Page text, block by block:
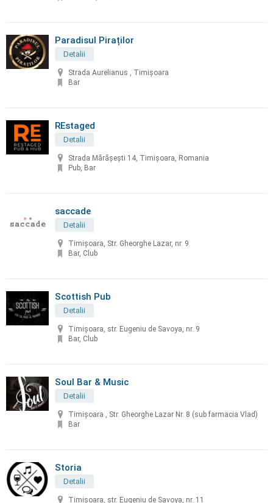
Paradisul Piraților
Detalii
Strada Aurelianus , Timișoara
Bar
REstaged
Detalii
Strada Mărășești 14, Timișoara, Romania
Pub, Bar
saccade
Detalii
Timișoara, Str. Gheorghe Lazar, nr. 9
Bar, Club
Scottish Pub
Detalii
Timișoara, str. Eugeniu de Savoya, nr. 9
Bar, Club
Soul Bar & Music
Detalii
Timișoara , Str. Gheorghe Lazar Nr. 8 (sub farmacia Vlad)
Bar
Storia
Detalii
Timișoara, str. Eugeniu de Savoya, nr. 11